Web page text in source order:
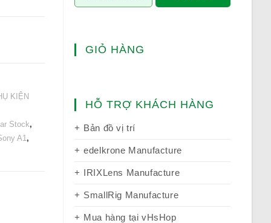
KIỆN
Stock,
A1,
GIỎ HÀNG
HỖ TRỢ KHÁCH HÀNG
Bản đồ vị trí
edelkrone Manufacture
IRIXLens Manufacture
SmallRig Manufacture
Mua hàng tại vHsHop